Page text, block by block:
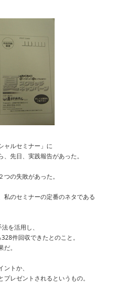
ャルセミナー」に
先日、実践報告があった。
の失敗があった。
私のセミナーの定番のネタである
を活用し、
件回収できたとのこと。
。
トか、
レゼントされるというもの。